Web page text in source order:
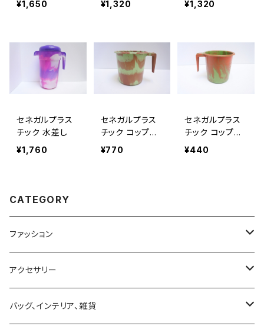
¥1,650
¥1,320
¥1,320
セネガルプラス
チック 水差し
¥1,760
セネガルプラス
チック コップ
大
¥770
セネガルプラス
チック コップ
小
¥440
CATEGORY
ファッション
スカート
パンツ
アクセサリー
ピアス
バッグ、インテリア、雑貨